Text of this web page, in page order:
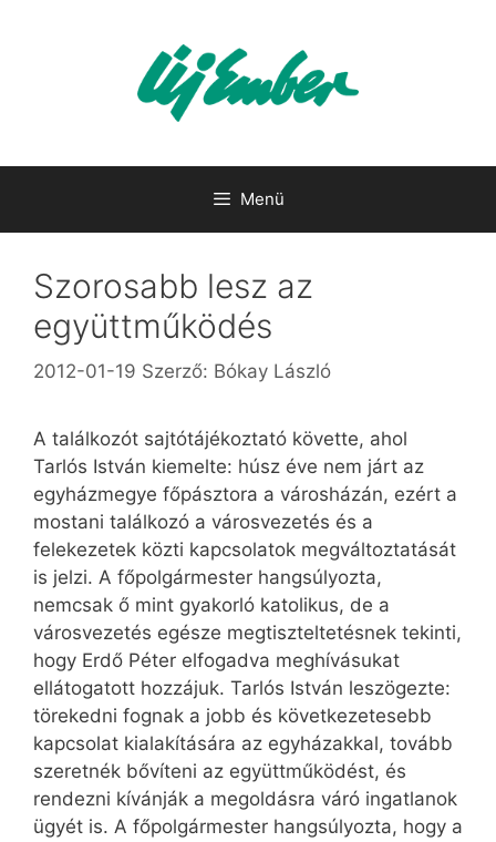
Menü
Szorosabb lesz az
együttműködés
2012-01-19 Szerző: Bókay László
A találkozót sajtótájékoztató követte, ahol
Tarlós István kiemelte: húsz éve nem járt az
egyházmegye főpásztora a városházán, ezért a
mostani találkozó a városvezetés és a
felekezetek közti kapcsolatok megváltoztatását
is jelzi. A főpolgármester hangsúlyozta,
nemcsak ő mint gyakorló katolikus, de a
városvezetés egésze megtiszteltetésnek tekinti,
hogy Erdő Péter elfogadva meghívásukat
ellátogatott hozzájuk. Tarlós István leszögezte:
törekedni fognak a jobb és következetesebb
kapcsolat kialakítására az egyházakkal, tovább
szeretnék bővíteni az együttműködést, és
rendezni kívánják a megoldásra váró ingatlanok
ügyét is. A főpolgármester hangsúlyozta, hogy a